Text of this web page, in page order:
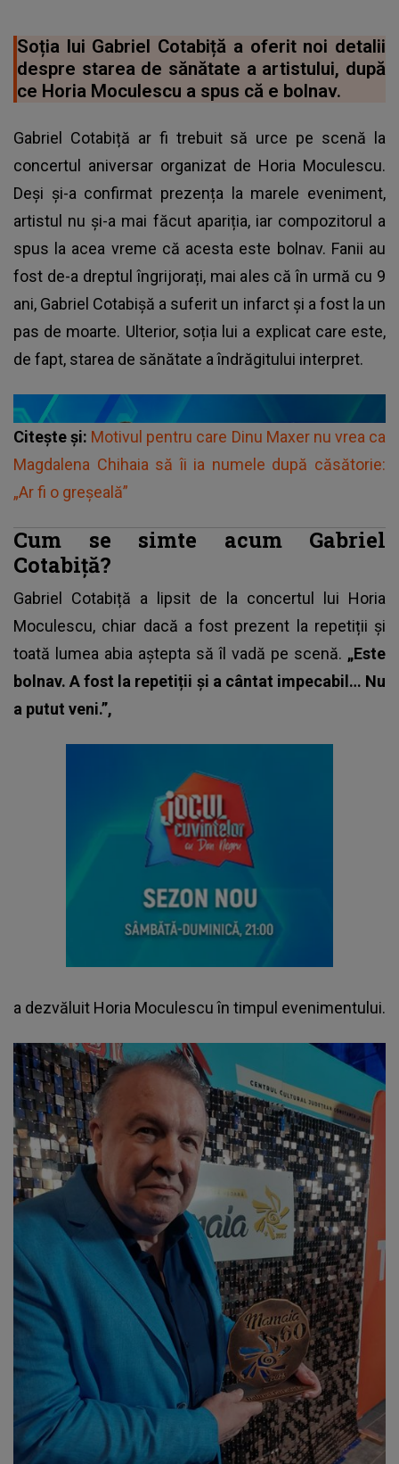
Soția lui Gabriel Cotabiță a oferit noi detalii
despre starea de sănătate a artistului, după
ce Horia Moculescu a spus că e bolnav.
Gabriel Cotabiță ar fi trebuit să urce pe scenă la
concertul aniversar organizat de Horia Moculescu.
Deși și-a confirmat prezența la marele eveniment,
artistul nu și-a mai făcut apariția, iar compozitorul a
spus la acea vreme că acesta este bolnav. Fanii au
fost de-a dreptul îngrijorați, mai ales că în urmă cu 9
ani, Gabriel Cotabișă a suferit un infarct și a fost la un
pas de moarte. Ulterior, soția lui a explicat care este,
de fapt, starea de sănătate a îndrăgitului interpret.
Citește și: Motivul pentru care Dinu Maxer nu vrea ca
Magdalena Chihaia să îi ia numele după căsătorie:
„Ar fi o greșeală”
Cum se simte acum Gabriel
Cotabiță?
Gabriel Cotabiță a lipsit de la concertul lui Horia
Moculescu, chiar dacă a fost prezent la repetiții și
toată lumea abia aștepta să îl vadă pe scenă. „Este
bolnav. A fost la repetiții și a cântat impecabil… Nu
a putut veni.”,
a dezvăluit Horia Moculescu în timpul evenimentului.